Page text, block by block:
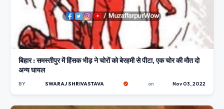
बिहार : समस्तीपुर में हिंसक भीड़ ने चोरों को बेरहमी से पीटा, एक चोर की मौत दो
अन्य घायल
BY SWARAJ SHRIVASTAVA on Nov 03, 2022